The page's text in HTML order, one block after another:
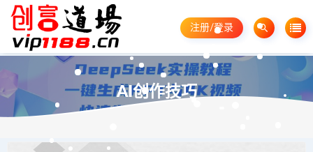
注册/登录
AI创作技巧